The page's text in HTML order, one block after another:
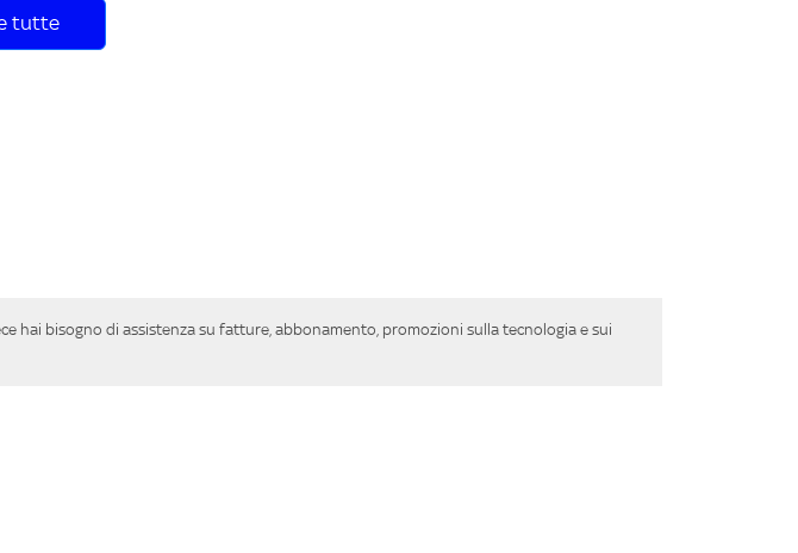
tutte
hai bisogno di assistenza su fatture, abbonamento, promozioni sulla tecnologia e sui